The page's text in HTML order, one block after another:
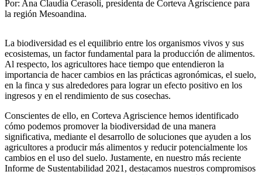
Por: Ana Claudia Cerasoli, presidenta de Corteva Agriscience para
la región Mesoandina.
La biodiversidad es el equilibrio entre los organismos vivos y sus
ecosistemas, un factor fundamental para la producción de alimentos.
Al respecto, los agricultores hace tiempo que entendieron la
importancia de hacer cambios en las prácticas agronómicas, el suelo,
en la finca y sus alrededores para lograr un efecto positivo en los
ingresos y en el rendimiento de sus cosechas.
Conscientes de ello, en Corteva Agriscience hemos identificado
cómo podemos promover la biodiversidad de una manera
significativa, mediante el desarrollo de soluciones que ayuden a los
agricultores a producir más alimentos y reducir potencialmente los
cambios en el uso del suelo. Justamente, en nuestro más reciente
Informe de Sustentabilidad 2021, destacamos nuestros compromisos